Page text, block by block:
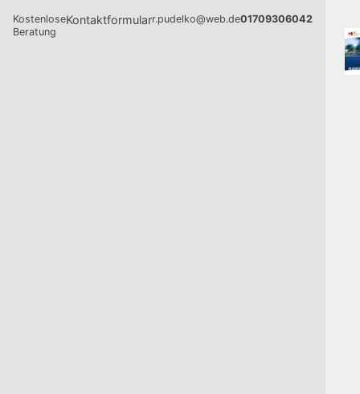
Kostenlose
Beratung
Kontaktformularr.pudelko@web.de01709306042